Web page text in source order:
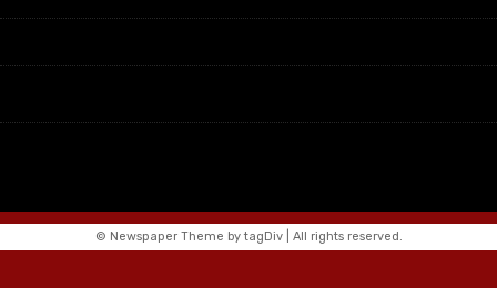
© Newspaper Theme by tagDiv | All rights reserved.